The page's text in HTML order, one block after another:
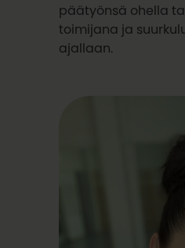
päätyönsä ohella
toimijana ja
ajallaan.